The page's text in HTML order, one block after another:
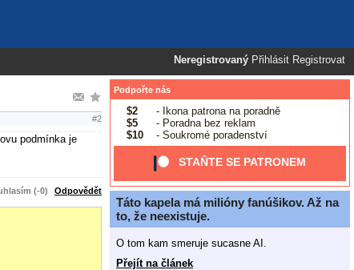
Neregistrovaný Přihlásit Registrovat
#2
podmínka je
(-0) Odpovědět
Podpořte nás
$2
- Ikona patrona na poradně
$5
- Poradna bez reklam
$10
- Soukromé poradenství
STAŇTE SE PATRONEM
Táto kapela má milióny fanúšikov. Až na
to, že neexistuje.
O tom kam smeruje sucasne AI.
Přejít na článek